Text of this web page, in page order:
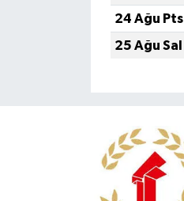
24 Ağu Pts
25 Ağu Sal